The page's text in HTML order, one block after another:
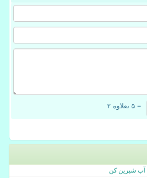
= ۵ بعلاوه ۲
آب شیرین کن